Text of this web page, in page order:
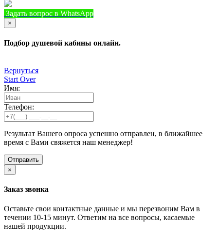
Задать вопрос в WhatsApp
×
Подбор душевой кабины онлайн.
Вернуться
Start Over
Имя:
Телефон:
Результат Вашего опроса успешно отправлен, в ближайшее
время с Вами свяжется наш менеджер!
×
Заказ звонка
Оставьте свои контактные данные и мы перезвоним Вам в
течении 10-15 минут. Ответим на все вопросы, касаемые
нашей продукции.